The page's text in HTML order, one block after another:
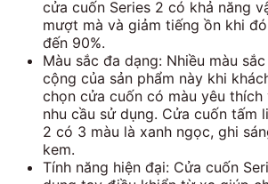
cửa cuốn Series 2 có khả năng
mượt mà và giảm tiếng ồn khi
đến 90%.
Màu sắc đa dạng: Nhiều màu
cộng của sản phẩm này khi
chọn cửa cuốn có màu yêu
nhu cầu sử dụng. Cửa cuốn tấm
2 có 3 màu là xanh ngọc, ghi
kem.
Tính năng hiện đại: Cửa cuốn